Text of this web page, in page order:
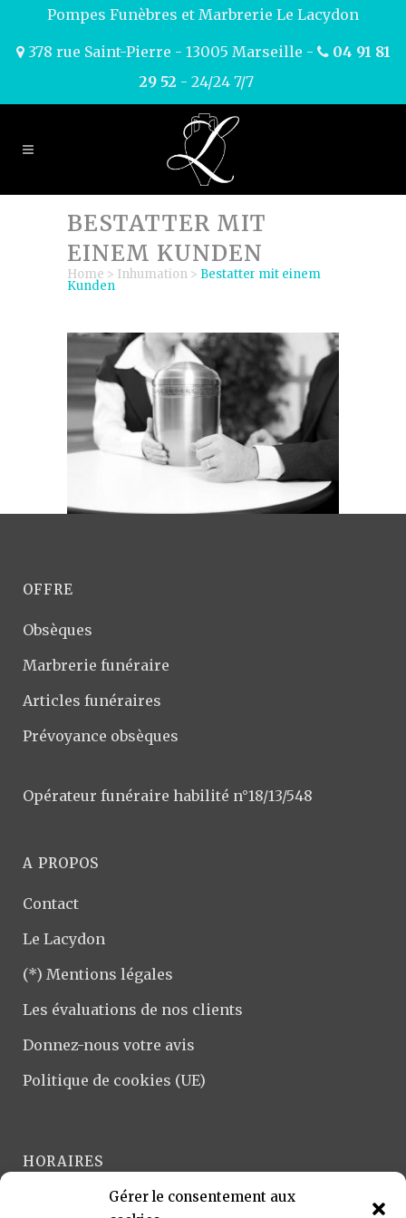
Gérer le consentement aux
Pompes Funèbres et Marbrerie Le Lacydon
378 rue Saint-Pierre - 13005 Marseille -
04 91 81
29 52 - 24/24 7/7
BESTATTER MIT
EINEM KUNDEN
Home > Inhumation > Bestatter mit einem
Kunden
OFFRE
Obsèques
Marbrerie funéraire
Articles funéraires
Prévoyance obsèques
Opérateur funéraire habilité n°18/13/548
A PROPOS
Contact
Le Lacydon
(*) Mentions légales
Les évaluations de nos clients
Donnez-nous votre avis
Politique de cookies (UE)
HORAIRES
Lundi-Vendredi :